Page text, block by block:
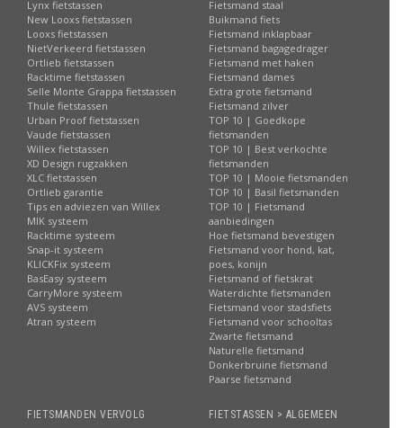
Lynx fietstassen
New Looxs fietstassen
Looxs fietstassen
NietVerkeerd fietstassen
Ortlieb fietstassen
Racktime fietstassen
Selle Monte Grappa fietstassen
Thule fietstassen
Urban Proof fietstassen
Vaude fietstassen
Willex fietstassen
XD Design rugzakken
XLC fietstassen
Ortlieb garantie
Tips en adviezen van Willex
MIK systeem
Racktime systeem
Snap-it systeem
KLICKFix systeem
BasEasy systeem
CarryMore systeem
AVS systeem
Atran systeem
Fietsmand staal
Buikmand fiets
Fietsmand inklapbaar
Fietsmand bagagedrager
Fietsmand met haken
Fietsmand dames
Extra grote fietsmand
Fietsmand zilver
TOP 10 | Goedkope
fietsmanden
TOP 10 | Best verkochte
fietsmanden
TOP 10 | Mooie fietsmanden
TOP 10 | Basil fietsmanden
TOP 10 | Fietsmand
aanbiedingen
Hoe fietsmand bevestigen
Fietsmand voor hond, kat,
poes, konijn
Fietsmand of fietskrat
Waterdichte fietsmanden
Fietsmand voor stadsfiets
Fietsmand voor schooltas
Zwarte fietsmand
Naturelle fietsmand
Donkerbruine fietsmand
Paarse fietsmand
FIETSMANDEN VERVOLG FIETSTASSEN > ALGEMEEN